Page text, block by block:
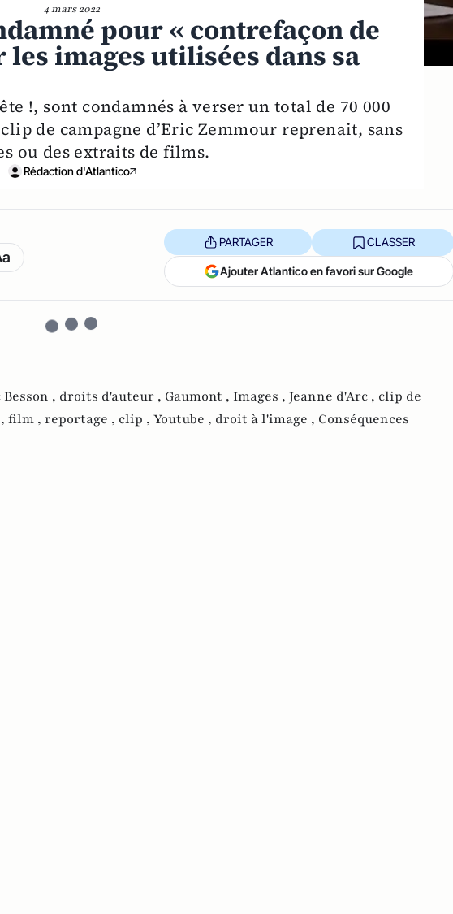
4 mars 2022
pour « contrefaçon de
images utilisées dans sa
!, sont condamnés à verser un total de 70 000
de campagne d’Eric Zemmour reprenait, sans
ou des extraits de films.
Rédaction d'Atlantico
PARTAGER CLASSER
Ajouter Atlantico en favori sur Google
Besson , droits d'auteur , Gaumont , Images , Jeanne d'Arc , clip de
film , reportage , clip , Youtube , droit à l'image , Conséquences